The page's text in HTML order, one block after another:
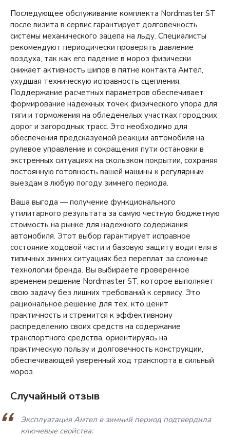
Последующее обслуживание комплекта Nordmaster ST
после визита в сервис гарантирует долговечность
системы механического зацепа на льду. Специалисты
рекомендуют периодически проверять давление
воздуха, так как его падение в мороз физически
снижает активность шипов в пятне контакта Амтел,
ухудшая техническую исправность сцепления.
Поддержание расчетных параметров обеспечивает
формирование надежных точек физического упора для
тяги и торможения на обледенелых участках городских
дорог и загородных трасс. Это необходимо для
обеспечения предсказуемой реакции автомобиля на
рулевое управление и сокращения пути остановки в
экстренных ситуациях на скользком покрытии, сохраняя
постоянную готовность вашей машины к регулярным
выездам в любую погоду зимнего периода.
Ваша выгода — получение функционального
утилитарного результата за самую честную бюджетную
стоимость на рынке для надежного содержания
автомобиля. Этот выбор гарантирует исправное
состояние ходовой части и базовую защиту водителя в
типичных зимних ситуациях без переплат за сложные
технологии бренда. Вы выбираете проверенное
временем решение Nordmaster ST, которое выполняет
свою задачу без лишних требований к сервису. Это
рациональное решение для тех, кто ценит
практичность и стремится к эффективному
распределению своих средств на содержание
транспортного средства, ориентируясь на
практическую пользу и долговечность конструкции,
обеспечивающей уверенный ход транспорта в сильный
мороз.
Случайный отзыв
Эксплуатация Амтел в зимний период подтвердила
ключевые свойства: